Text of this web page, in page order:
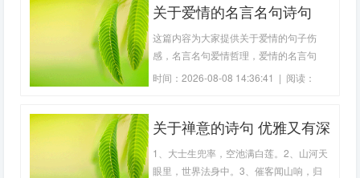
览，胜迹恒追求。2、乘风破浪潮头立，
一来游。4、气
关于爱情的名言名句诗句
(精选35句)
这篇内容为大家提供关于爱情的句子伤
感，名言名句爱情哲理，爱情的名言句
子，张国荣爱情名言名句，名言名句爱情
妙不可言的行为，只需一个眼神便可传送
相互尊重
时间：2026-08-08 14:36:41 | 阅读：
关于禅意的诗句 优雅又有深
度的诗句(精选19句)
1、大士生兜率，空池满白莲。2、山河天
眼里，世界法身中。3、催客闻山响，归